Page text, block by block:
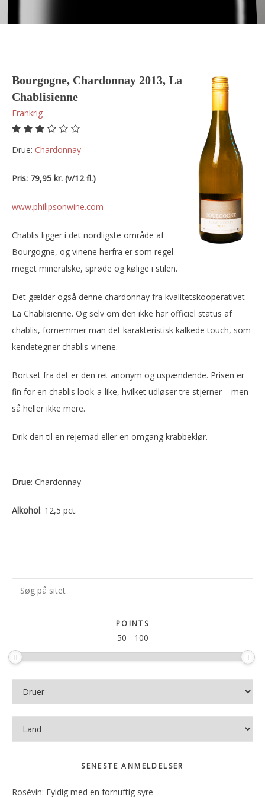
Bourgogne, Chardonnay 2013, La
Chablisienne
Frankrig
Drue: chardonnay
Pris: 79,95 kr. (v/12 fl.)
www.philipsonwine.com
Chablis ligger i det nordligste område af
Bourgogne, og vinene herfra er som regel
meget mineralske, sprøde og kølige i stilen.
Det gælder også denne chardonnay fra kvalitetskooperativet
La Chablisienne. Og selv om den ikke har officiel status af
chablis, fornemmer man det karakteristisk kalkede touch, som
kendetegner chablis-vinene.
Bortset fra det er den ret anonym og uspændende. Prisen er
fin for en chablis look-a-like, hvilket udløser tre stjerner – men
så heller ikke mere.
Drik den til en rejemad eller en omgang krabbeklør.
Drue: Chardonnay
Alkohol: 12,5 pct.
Primær
Sidebar
Søg
på
POINTS
50 - 100
SENESTE ANMELDELSER
Rosévin: Fyldig med en fornuftig syre